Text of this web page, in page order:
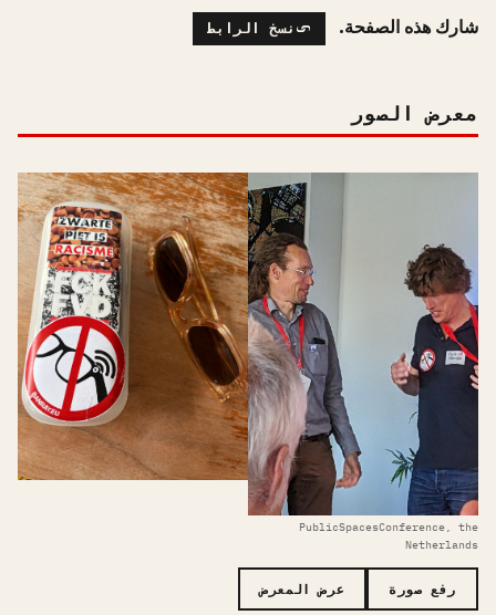
شارك هذه الصفحة. نسخ الرابط
معرض الصور
PublicSpacesConference, the
Netherlands
رفع صورة عرض المعرض